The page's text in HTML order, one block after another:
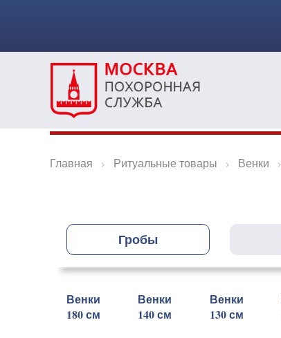
Главная Ритуальные товары Венки
Гробы
Венки
180 см
Венки
140 см
Венки
130 см